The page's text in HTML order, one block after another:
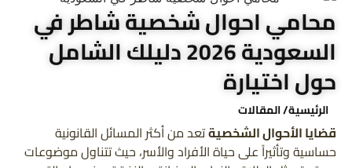
محامي احوال شخصية شاطر في
السعودية 2026 دليلك الشامل
حول اختيارة
الرئيسية/ المقالات
قضايا الأحوال الشخصيةتعد من أكثر المسائل القانونية
حساسية وتأثيراً على حياة الأفراد والأسر، حيث تتناول موضوعات